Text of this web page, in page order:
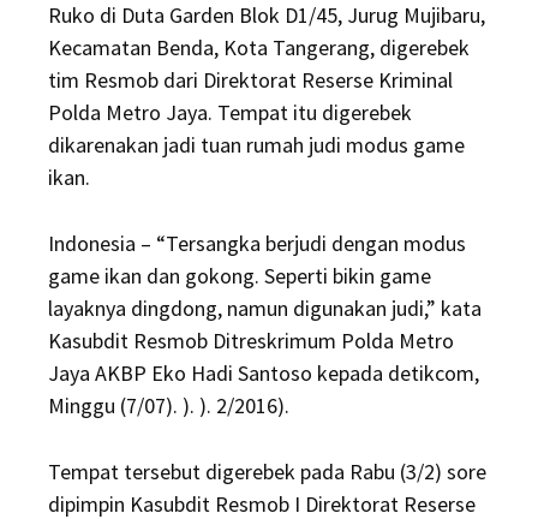
Ruko di Duta Garden Blok D1/45, Jurug Mujibaru,
Kecamatan Benda, Kota Tangerang, digerebek
tim Resmob dari Direktorat Reserse Kriminal
Polda Metro Jaya. Tempat itu digerebek
dikarenakan jadi tuan rumah judi modus game
ikan.
Indonesia – “Tersangka berjudi dengan modus
game ikan dan gokong. Seperti bikin game
layaknya dingdong, namun digunakan judi,” kata
Kasubdit Resmob Ditreskrimum Polda Metro
Jaya AKBP Eko Hadi Santoso kepada detikcom,
Minggu (7/07). ). ). 2/2016).
Tempat tersebut digerebek pada Rabu (3/2) sore
dipimpin Kasubdit Resmob I Direktorat Reserse